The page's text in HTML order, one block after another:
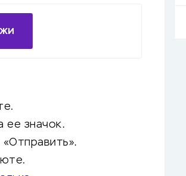
ее значок.